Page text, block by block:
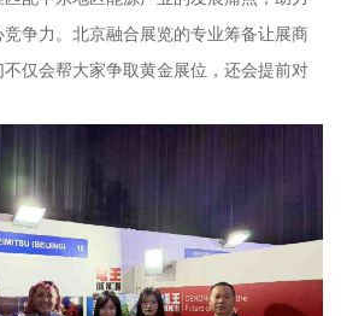
争力。北京融合展览的专业筹备让展商
仅会帮大家争取黄金展位，还会提前对